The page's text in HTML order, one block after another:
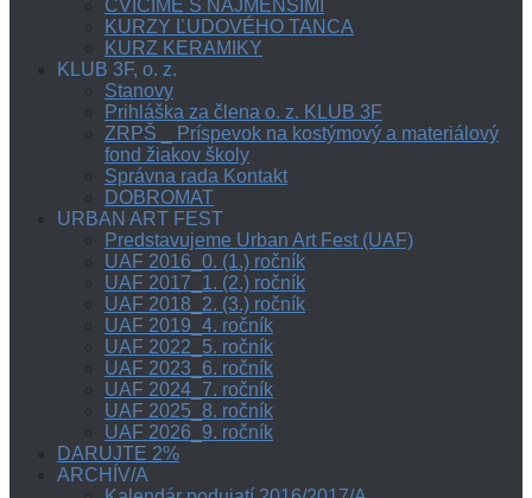
CVIČÍME S NAJMENŠÍMI
KURZY ĽUDOVÉHO TANCA
KURZ KERAMIKY
KLUB 3F, o. z.
Stanovy
Prihláška za člena o. z. KLUB 3F
ZRPŠ _ Príspevok na kostýmový a materiálový
fond žiakov školy
Správna rada Kontakt
DOBROMAT
URBAN ART FEST
Predstavujeme Urban Art Fest (UAF)
UAF 2016_0. (1.) ročník
UAF 2017_1. (2.) ročník
UAF 2018_2. (3.) ročník
UAF 2019_4. ročník
UAF 2022_5. ročník
UAF 2023_6. ročník
UAF 2024_7. ročník
UAF 2025_8. ročník
UAF 2026_9. ročník
DARUJTE 2%
ARCHÍV/A